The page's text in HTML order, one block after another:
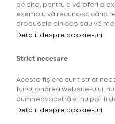
și creează
strict
Linkuri utile
pe site, pentru a vă oferi o
exemplu vă recunosc când
produsele din coș sau vă
Detalii despre cookie-uri
Strict necesare
Aceste fișiere sunt strict
funcționarea website-ului,
dumneavoastră și nu pot fi
Detalii despre cookie-uri